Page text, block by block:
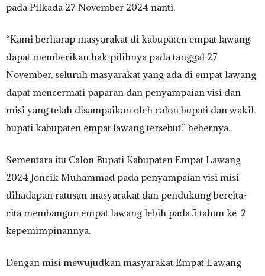
pada Pilkada 27 November 2024 nanti.
“Kami berharap masyarakat di kabupaten empat lawang
dapat memberikan hak pilihnya pada tanggal 27
November, seluruh masyarakat yang ada di empat lawang
dapat mencermati paparan dan penyampaian visi dan
misi yang telah disampaikan oleh calon bupati dan wakil
bupati kabupaten empat lawang tersebut,” bebernya.
Sementara itu Calon Bupati Kabupaten Empat Lawang
2024 Joncik Muhammad pada penyampaian visi misi
dihadapan ratusan masyarakat dan pendukung bercita-
cita membangun empat lawang lebih pada 5 tahun ke-2
kepemimpinannya.
Dengan misi mewujudkan masyarakat Empat Lawang